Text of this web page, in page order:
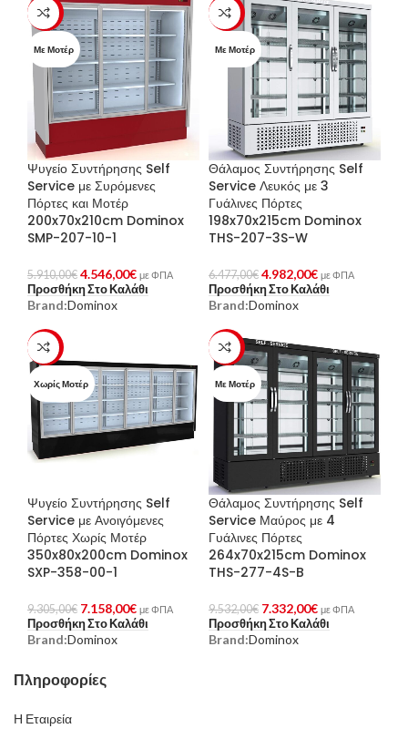
-23%
Με Μοτέρ
Ψυγείο Συντήρησης Self
Service με Συρόμενες
Πόρτες και Μοτέρ
200x70x210cm Dominox
SMP-207-10-1
5.910,00€ 4.546,00€ με ΦΠΑ
Προσθήκη Στο Καλάθι
Brand:Dominox
-23%
Με Μοτέρ
Θάλαμος Συντήρησης Self
Service Λευκός με 3
Γυάλινες Πόρτες
198x70x215cm Dominox
THS-207-3S-W
6.477,00€ 4.982,00€ με ΦΠΑ
Προσθήκη Στο Καλάθι
Brand:Dominox
-23%
Χωρίς Μοτέρ
Ψυγείο Συντήρησης Self
Service με Ανοιγόμενες
Πόρτες Χωρίς Μοτέρ
350x80x200cm Dominox
SXP-358-00-1
9.305,00€ 7.158,00€ με ΦΠΑ
Προσθήκη Στο Καλάθι
Brand:Dominox
-23%
Με Μοτέρ
Θάλαμος Συντήρησης Self
Service Μαύρος με 4
Γυάλινες Πόρτες
264x70x215cm Dominox
THS-277-4S-B
9.532,00€ 7.332,00€ με ΦΠΑ
Προσθήκη Στο Καλάθι
Brand:Dominox
Πληροφορίες
Η Εταιρεία